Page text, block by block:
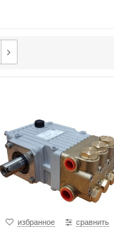
избранное сравнить